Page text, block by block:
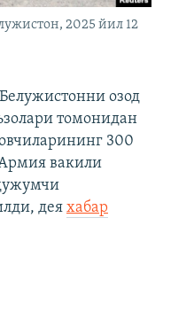
2025 йил 12
озод
томонидан
300
вакили
дея хабар